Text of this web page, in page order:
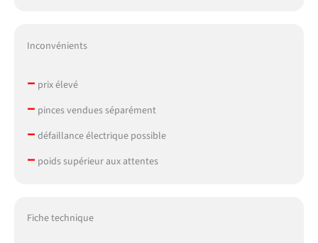
Inconvénients
– prix élevé
– pinces vendues séparément
– défaillance électrique possible
– poids supérieur aux attentes
Fiche technique